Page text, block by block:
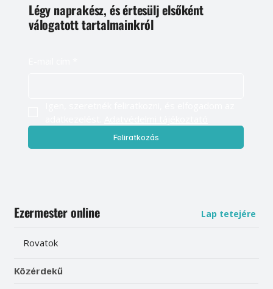
Légy naprakész, és értesülj elsőként
válogatott tartalmainkról
Feliratkozás
Ezermester online Lap tetejére
Rovatok
Közérdekű